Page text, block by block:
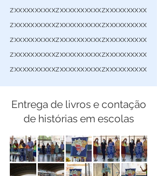
zxxxxxxxxxxzxxxxxxxxxxzxxxxxxxxxx
zxxxxxxxxxxzxxxxxxxxxxzxxxxxxxxxx
zxxxxxxxxxxzxxxxxxxxxxzxxxxxxxxxx
zxxxxxxxxxxzxxxxxxxxxxzxxxxxxxxxx
zxxxxxxxxxxzxxxxxxxxxxzxxxxxxxxxx
Entrega de livros e contação
de histórias em escolas